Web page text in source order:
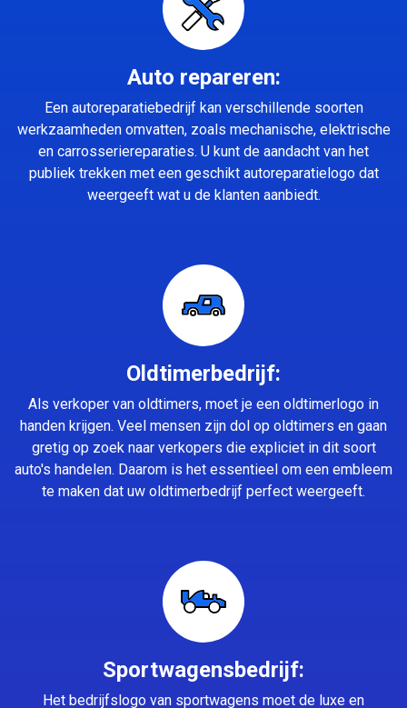
Auto repareren:
Een autoreparatiebedrijf kan verschillende soorten
werkzaamheden omvatten, zoals mechanische, elektrische
en carrosseriereparaties. U kunt de aandacht van het
publiek trekken met een geschikt autoreparatielogo dat
weergeeft wat u de klanten aanbiedt.
Oldtimerbedrijf:
Als verkoper van oldtimers, moet je een oldtimerlogo in
handen krijgen. Veel mensen zijn dol op oldtimers en gaan
gretig op zoek naar verkopers die expliciet in dit soort
auto's handelen. Daarom is het essentieel om een embleem
te maken dat uw oldtimerbedrijf perfect weergeeft.
Sportwagensbedrijf:
Het bedrijfslogo van sportwagens moet de luxe en